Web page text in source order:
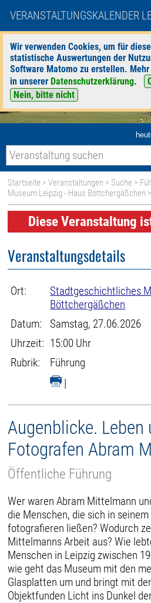
VERANSTALTUNGSKALENDER
Wir verwenden Cookies, um für
statistische Auswertungen der
Software Matomo zu erstellen.
in unserer Datenschutzerklärung.
Nein, bitte nicht
Startseite >Veranstaltungen > Suche >
Museum Leipzig - Haus Böttchergäßchen
Diese Veranstaltung
Veranstaltungsdetails
Ort:
Stadtgeschichtliches
Böttchergäßchen
Datum:
Samstag, 27.06.2026
Uhrzeit: 15:00 Uhr
Rubrik:
Führung
|
Augenblicke. Leben
Fotografen Abram
Öffentliche Führung
Wer waren Abram Mittelmann
die Menschen, die sich in
fotografieren ließen? Wodurch
Mittelmanns Arbeit aus? Wie
Menschen in Leipzig zwischen
wie geht das Museum mit den
Glasplatten um und bringt mit
Objektfunden Licht ins Dunkel